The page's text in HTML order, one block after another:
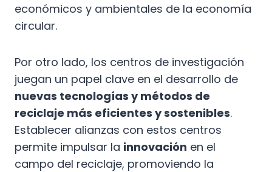
económicos y ambientales de la economía
circular.
Por otro lado, los centros de investigación
juegan un papel clave en el desarrollo de
nuevas tecnologías y métodos de
reciclaje más eficientes y sostenibles.
Establecer alianzas con estos centros
permite impulsar la innovación en el
campo del reciclaje, promoviendo la